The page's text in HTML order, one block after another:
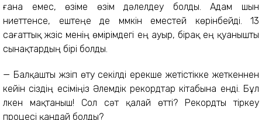
ғана емес, өзіме өзім дәлелдеу болды. Адам шын
ниеттенсе, ештеңе де мүмкін еместей көрінбейді. 13
сағаттық жүзіс менің өмірімдегі ең ауыр, бірақ ең қуанышты
сынақтардың бірі болды.
— Балқашты жүзіп өту секілді ерекше жетістікке жеткеннен
кейін сіздің есіміңіз Әлемдік рекордтар кітабына енді. Бұл
үлкен мақтаныш! Сол сәт қалай өтті? Рекордты тіркеу
процесі қандай болды?